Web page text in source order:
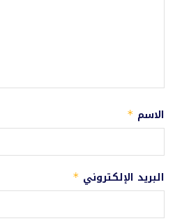
الاسم *
البريد الإلكتروني *